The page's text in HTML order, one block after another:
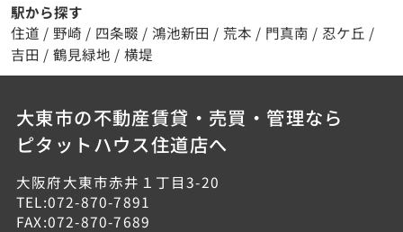
駅から探す
住道 / 野崎 / 四条畷 / 鴻池新田 / 荒本 / 門真南 / 忍ケ丘 /
吉田 / 鶴見緑地 / 横堤
大東市の不動産賃貸・売買・管理なら
ピタットハウス住道店へ
大阪府大東市赤井１丁目3-20
TEL:072-870-7891
FAX:072-870-7689